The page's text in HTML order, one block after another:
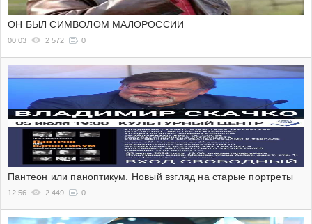
ОН БЫЛ СИМВОЛОМ МАЛОРОССИИ
00:03 2 572 0
Пантеон или паноптикум. Новый взгляд на старые портреты
12:56 2 449 0